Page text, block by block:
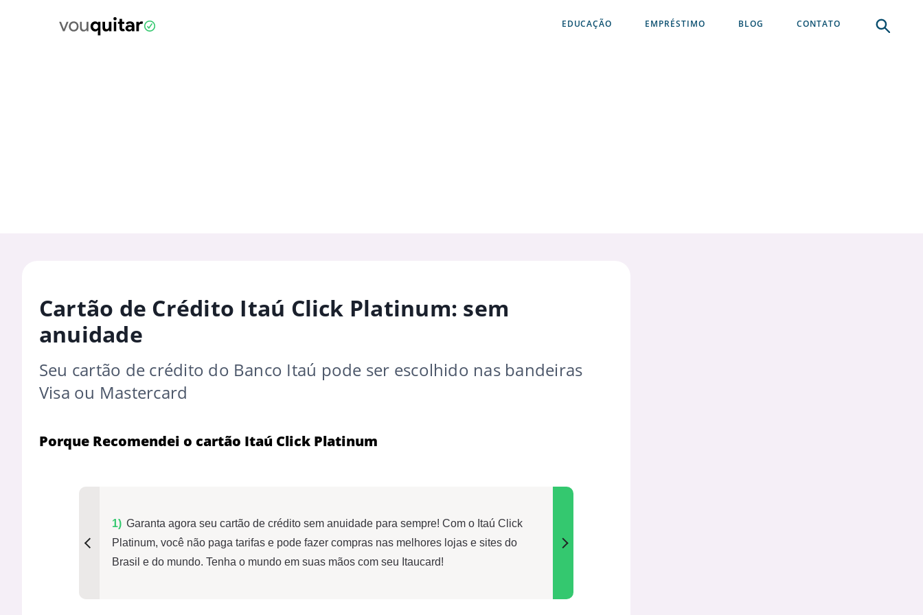
EDUCAÇÃO EMPRÉSTIMO BLOG CONTATO
Cartão de Crédito Itaú Click Platinum: sem
anuidade
Seu cartão de crédito do Banco Itaú pode ser escolhido nas bandeiras
Visa ou Mastercard
Porque Recomendei o cartão Itaú Click Platinum
Garanta agora seu cartão de crédito sem anuidade para sempre! Com o Itaú Click
Platinum, você não paga tarifas e pode fazer compras nas melhores lojas e sites do
Brasil e do mundo. Tenha o mundo em suas mãos com seu Itaucard!